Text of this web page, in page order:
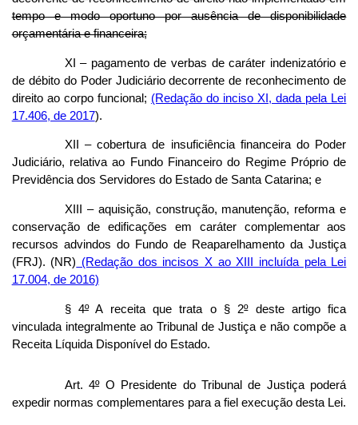
tempo e modo oportuno por ausência de disponibilidade
orçamentária e financeira;
XI – pagamento de verbas de caráter indenizatório e
de débito do Poder Judiciário decorrente de reconhecimento de
direito ao corpo funcional; (Redação do inciso XI, dada pela Lei
17.406, de 2017).
XII – cobertura de insuficiência financeira do Poder
Judiciário, relativa ao Fundo Financeiro do Regime Próprio de
Previdência dos Servidores do Estado de Santa Catarina; e
XIII – aquisição, construção, manutenção, reforma e
conservação de edificações em caráter complementar aos
recursos advindos do Fundo de Reaparelhamento da Justiça
(FRJ). (NR) (Redação dos incisos X ao XIII incluída pela Lei
17.004, de 2016)
§ 4ºA receita que trata o § 2ºdeste artigo fica
vinculada integralmente ao Tribunal de Justiça e não compõe a
Receita Líquida Disponível do Estado.
Art. 4ºO Presidente do Tribunal de Justiça poderá
expedir normas complementares para a fiel execução desta Lei.